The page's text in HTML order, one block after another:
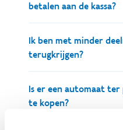
extreme
120km/u), onweer of
deelnemen.
betalen aan de kassa?
Nee dit is niet mogelijk,
voorhand via onze
Ik ben met minder
terugkrijgen?
Wij gaan er vanuit dat
waarvoor u
Is er een automaat ter
te kopen?